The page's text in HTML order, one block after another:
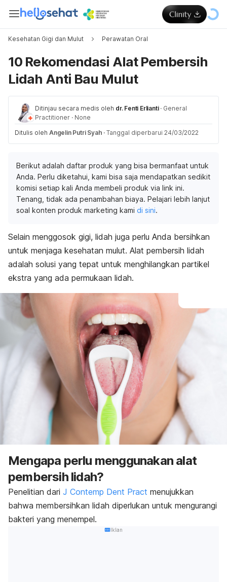
Kesehatan Gigi dan Mulut Perawatan Oral
10 Rekomendasi Alat Pembersih
Lidah Anti Bau Mulut
Ditinjau secara medis oleh dr. Fenti Erlianti · General
Practitioner · None
Ditulis oleh Angelin Putri Syah · Tanggal diperbarui 24/03/2022
Berikut adalah daftar produk yang bisa bermanfaat untuk
Anda. Perlu diketahui, kami bisa saja mendapatkan sedikit
komisi setiap kali Anda membeli produk via link ini.
Tenang, tidak ada penambahan biaya. Pelajari lebih lanjut
soal konten produk marketing kami di sini.
Selain menggosok gigi, lidah juga perlu Anda bersihkan
untuk menjaga kesehatan mulut. Alat pembersih lidah
adalah solusi yang tepat untuk menghilangkan partikel
ekstra yang ada permukaan lidah.
Mengapa perlu menggunakan alat
pembersih lidah?
Penelitian dari J Contemp Dent Pract menujukkan
bahwa membersihkan lidah diperlukan untuk mengurangi
bakteri yang menempel.
Iklan